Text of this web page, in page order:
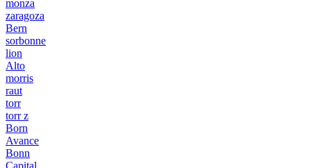
monza
zaragoza
Bern
sorbonne
lion
Alto
morris
raut
torr
torr z
Born
Avance
Bonn
Capital